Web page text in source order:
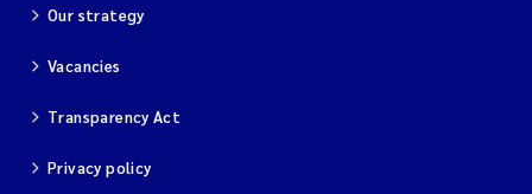
Our strategy
Vacancies
Transparency Act
Privacy policy